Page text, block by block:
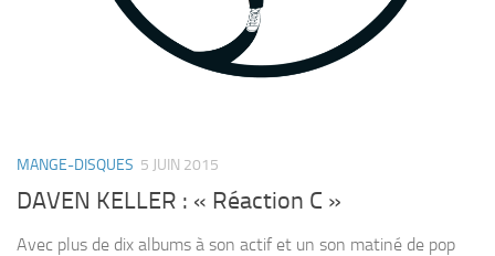
MANGE-DISQUES 5 JUIN 2015
DAVEN KELLER : « Réaction C »
Avec plus de dix albums à son actif et un son matiné de pop